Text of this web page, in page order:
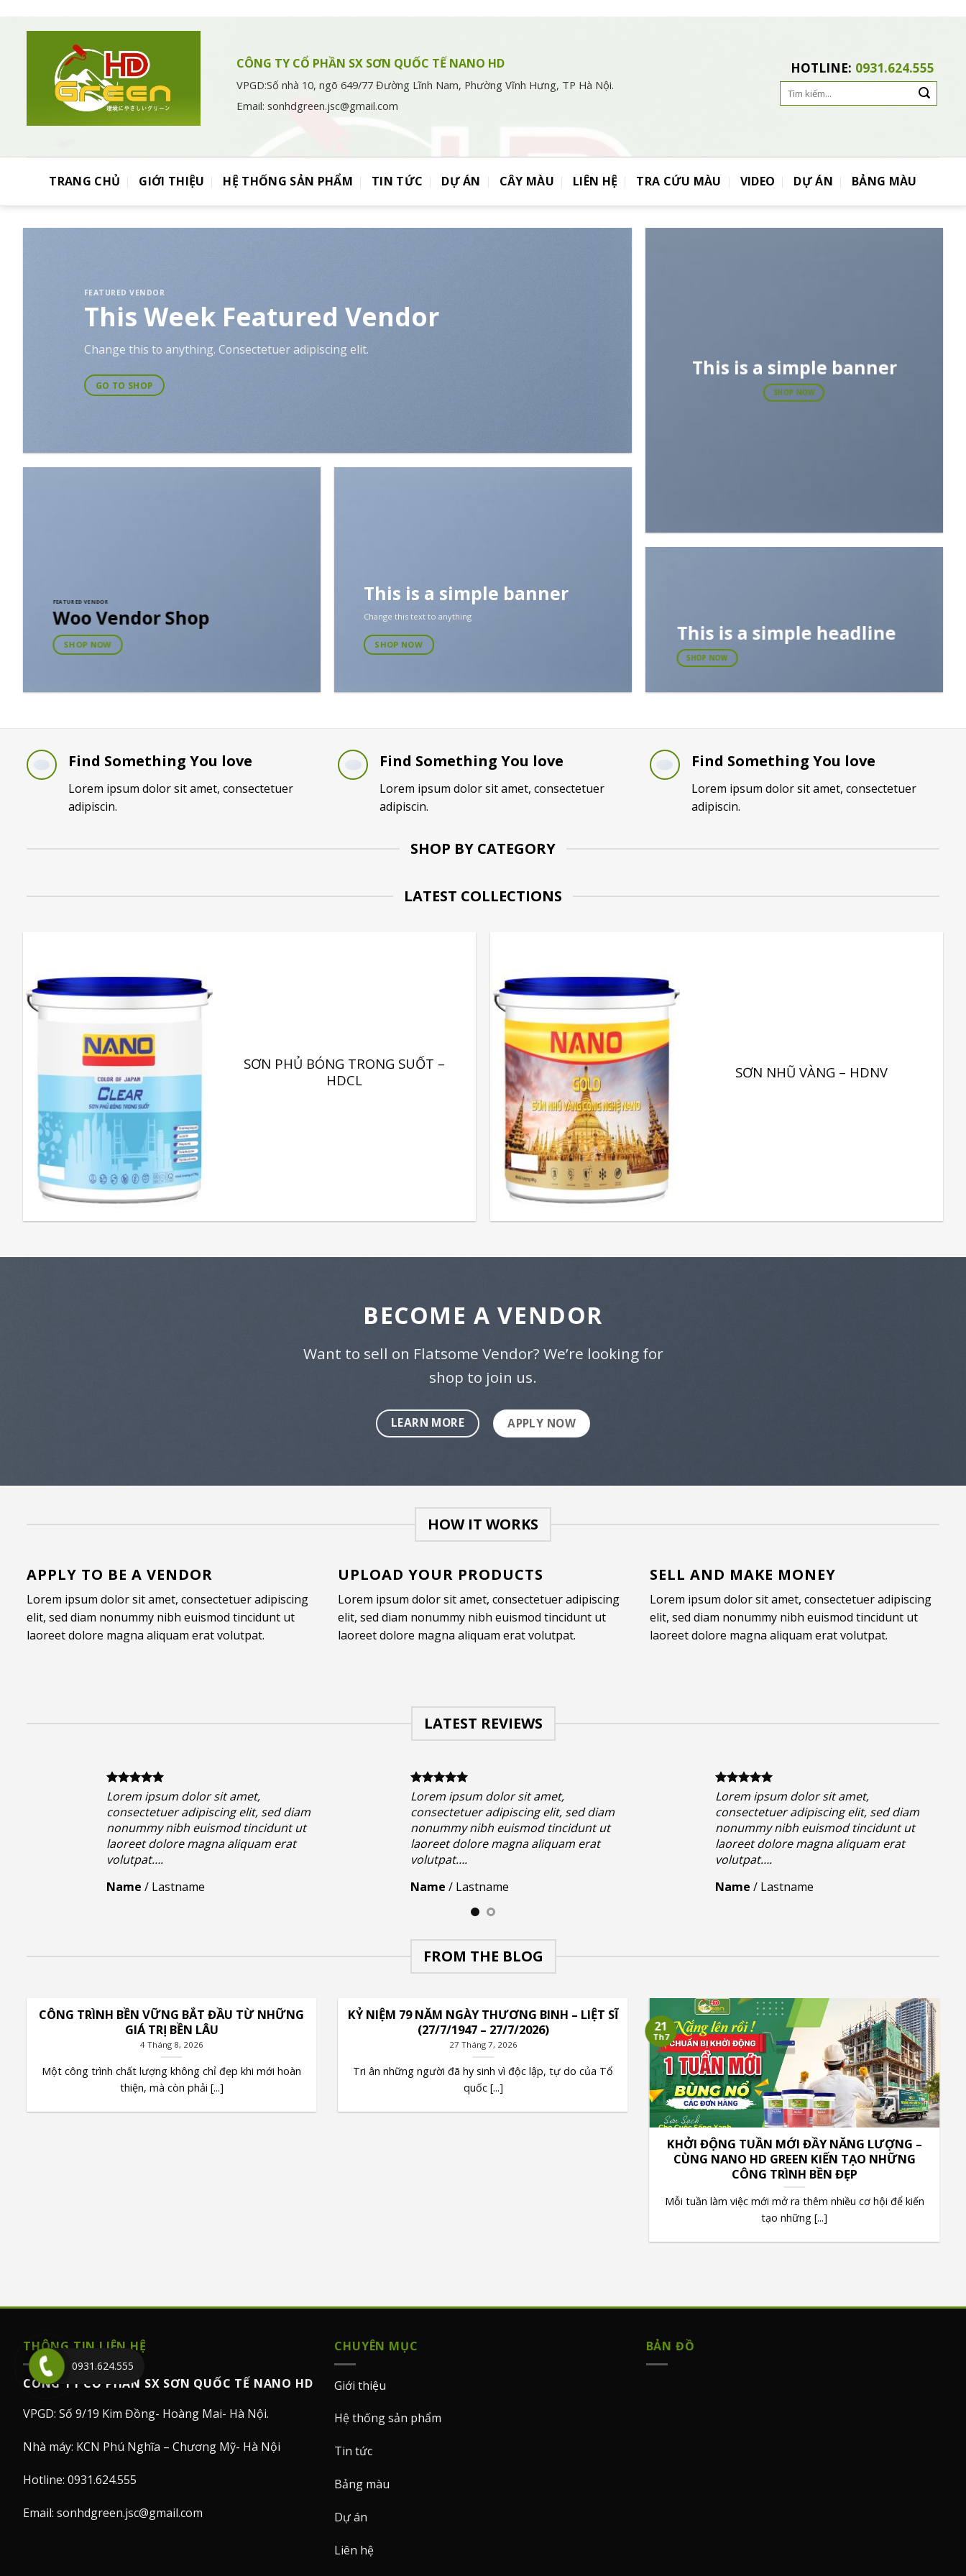
CÔNG TY CỔ PHẦN SX SƠN QUỐC TẾ NANO HD
VPGD:Số nhà 10, ngõ 649/77 Đường Lĩnh Nam, Phường Vĩnh Hưng, TP Hà Nội.
Email: sonhdgreen.jsc@gmail.com
HOTLINE: 0931.624.555
Search
TRANG CHỦ GIỚI THIỆU HỆ THỐNG SẢN PHẨM TIN TỨC DỰ ÁN CÂY MÀU LIÊN HỆ TRA CỨU MÀU VIDEO DỰ ÁN BẢNG MÀU
FEATURED VENDOR
This Week Featured Vendor
Change this to anything. Consectetuer adipiscing elit.
GO TO SHOP
This is a simple banner
SHOP NOW
FEATURED VENDOR
Woo Vendor Shop
SHOP NOW
This is a simple banner
Change this text to anything
SHOP NOW This is a simple headline
SHOP NOW
Find Something You love
Lorem ipsum dolor sit amet, consectetuer
adipiscin.
Find Something You love
Lorem ipsum dolor sit amet, consectetuer
adipiscin.
Find Something You love
Lorem ipsum dolor sit amet, consectetuer
adipiscin.
SHOP BY CATEGORY
LATEST COLLECTIONS
SƠN PHỦ BÓNG TRONG SUỐT –
HDCL
SƠN NHŨ VÀNG – HDNV
BECOME A VENDOR
Want to sell on Flatsome Vendor? We’re looking for
shop to join us.
LEARN MORE APPLY NOW
HOW IT WORKS
APPLY TO BE A VENDOR
Lorem ipsum dolor sit amet, consectetuer adipiscing
elit, sed diam nonummy nibh euismod tincidunt ut
laoreet dolore magna aliquam erat volutpat.
UPLOAD YOUR PRODUCTS
Lorem ipsum dolor sit amet, consectetuer adipiscing
elit, sed diam nonummy nibh euismod tincidunt ut
laoreet dolore magna aliquam erat volutpat.
SELL AND MAKE MONEY
Lorem ipsum dolor sit amet, consectetuer adipiscing
elit, sed diam nonummy nibh euismod tincidunt ut
laoreet dolore magna aliquam erat volutpat.
LATEST REVIEWS
Lorem ipsum dolor sit amet,
consectetuer adipiscing elit, sed diam
nonummy nibh euismod tincidunt ut
laoreet dolore magna aliquam erat
volutpat….
Name /Lastname
Lorem ipsum dolor sit amet,
consectetuer adipiscing elit, sed diam
nonummy nibh euismod tincidunt ut
laoreet dolore magna aliquam erat
volutpat….
Name /Lastname
Lorem ipsum dolor sit amet,
consectetuer adipiscing elit, sed diam
nonummy nibh euismod tincidunt ut
laoreet dolore magna aliquam erat
volutpat….
Name /Lastname
FROM THE BLOG
CÔNG TRÌNH BỀN VỮNG BẮT ĐẦU TỪ NHỮNG
GIÁ TRỊ BỀN LÂU
4 Tháng 8, 2026
Một công trình chất lượng không chỉ đẹp khi mới hoàn
thiện, mà còn phải [...]
KỶ NIỆM 79 NĂM NGÀY THƯƠNG BINH – LIỆT SĨ
(27/7/1947 – 27/7/2026)
27 Tháng 7, 2026
Tri ân những người đã hy sinh vì độc lập, tự do của Tổ
quốc [...]
KHỞI ĐỘNG TUẦN MỚI ĐẦY NĂNG LƯỢNG –
CÙNG NANO HD GREEN KIẾN TẠO NHỮNG
CÔNG TRÌNH BỀN ĐẸP
Mỗi tuần làm việc mới mở ra thêm nhiều cơ hội để kiến
tạo những [...]
21
Th7
THÔNG TIN LIÊN HỆ
CÔNG TY CỔ PHẦN SX SƠN QUỐC TẾ NANO HD
VPGD: Số 9/19 Kim Đồng- Hoàng Mai- Hà Nội.
Nhà máy: KCN Phú Nghĩa – Chương Mỹ- Hà Nội
Hotline: 0931.624.555
Email: sonhdgreen.jsc@gmail.com
CHUYÊN MỤC
Giới thiệu
Hệ thống sản phẩm
Tin tức
Bảng màu
Dự án
Liên hệ
BẢN ĐỒ
0931.624.555